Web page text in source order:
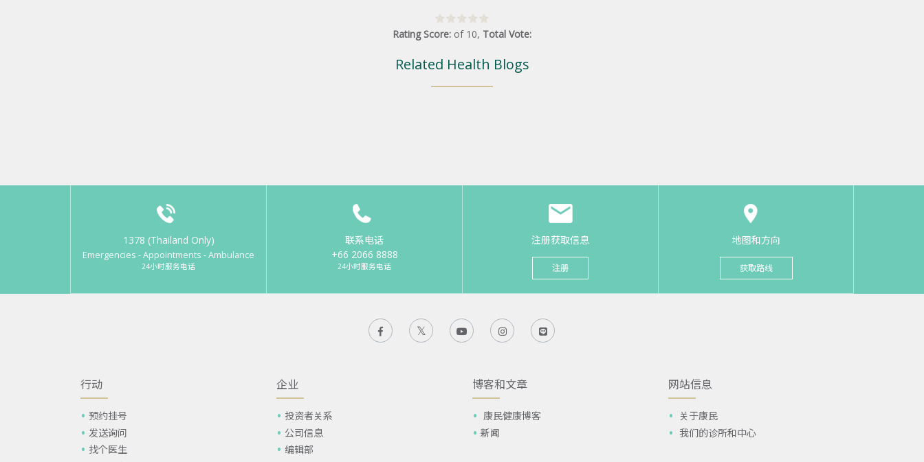
Rating Score: of 10, Total Vote:
Related Health Blogs
1378 (Thailand Only)
Emergencies - Appointments - Ambulance
24小时服务电话
联系电话
+66 2066 8888
24小时服务电话
注册获取信息
注册
地图和方向
获取路线
行动
预约挂号
发送询问
找个医生
企业
投资者关系
公司信息
编辑部
博客和文章
康民健康博客
新闻
网站信息
关于康民
我们的诊所和中心